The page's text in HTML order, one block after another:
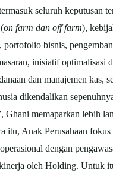
seluruh keputusan
on farm dan off farm),
portofolio bisnis,
inisiatif optimalisasi
dan manajemen kas,
dikendalikan
Ghani memaparkan lebih
itu, Anak Perusahaan fokus
dengan
oleh Holding. Untuk